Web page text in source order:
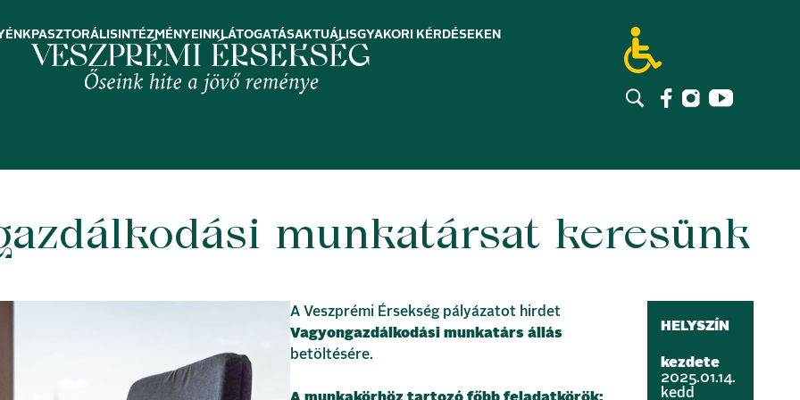
PASZTORÁLIS INTÉZMÉNYEINK LÁTOGATÁSAKTUÁLISGYAKORI KÉRDÉSEK EN
munkatársat keresünk
A Veszprémi Érsekség pályázatot hirdet
Vagyongazdálkodási munkatárs állás
betöltésére.
HELYSZÍN
kezdete
2025.01.14.
kedd